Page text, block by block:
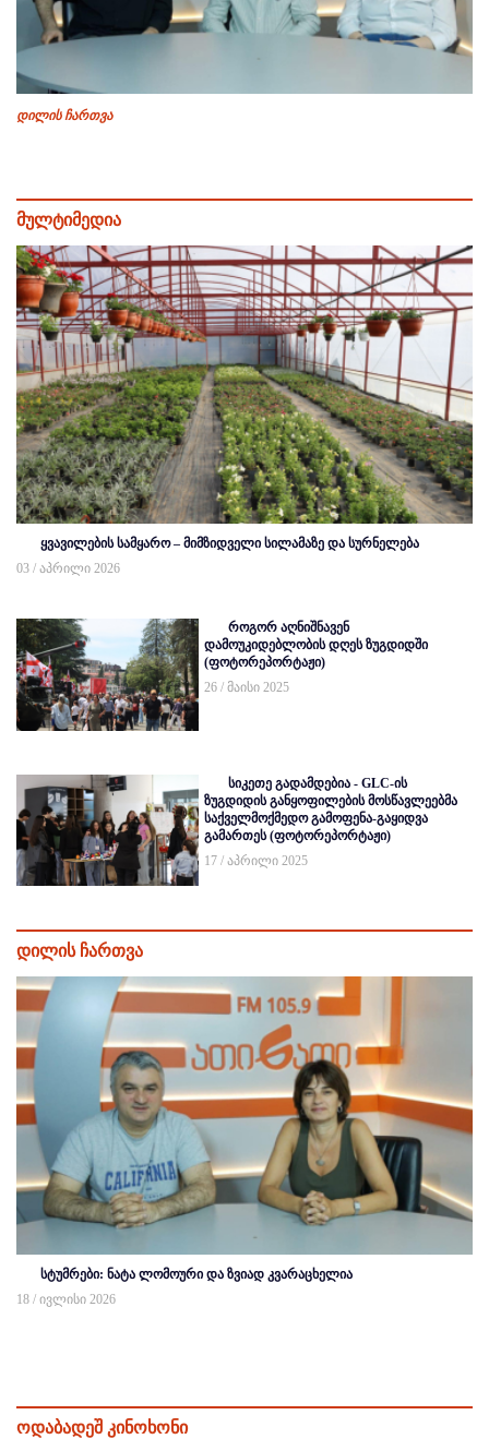
დილის ჩართვა
მულტიმედია
ყვავილების სამყარო – მიმზიდველი სილამაზე და სურნელება
03 / აპრილი 2026
როგორ აღნიშნავენ
დამოუკიდებლობის დღეს ზუგდიდში
(ფოტორეპორტაჟი)
26 / მაისი 2025
სიკეთე გადამდებია - GLC-ის
ზუგდიდის განყოფილების მოსწავლეებმა
საქველმოქმედო გამოფენა-გაყიდვა
გამართეს (ფოტორეპორტაჟი)
17 / აპრილი 2025
დილის ჩართვა
სტუმრები: ნატა ლომოური და ზვიად კვარაცხელია
18 / ივლისი 2026
ოდაბადეშ კინოხონი